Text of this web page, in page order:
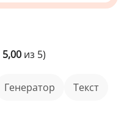
5,00 из 5)
генератор текст